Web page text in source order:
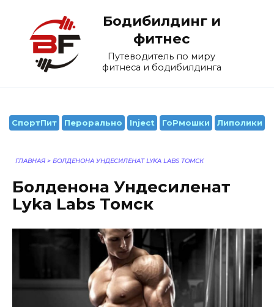
содержанию
Бодибилдинг и
фитнес
Путеводитель по миру
фитнеса и бодибилдинга
СпортПит Перорально Inject ГоРмошки Липолики
ГЛАВНАЯ > БОЛДЕНОНА УНДЕСИЛЕНАТ LYKA LABS ТОМСК
Болденона Ундесиленат
Lyka Labs Томск